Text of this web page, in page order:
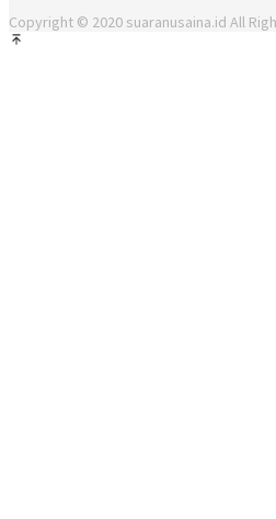
Copyright © 2020 suaranusaina.id All